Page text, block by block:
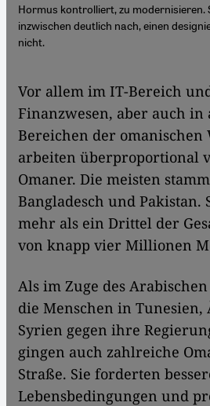
Hormus kontrolliert, zu modernisieren.
inzwischen deutlich nach, einen
nicht.
Vor allem im IT-Bereich
Finanzwesen, aber auch in
Bereichen der omanischen
arbeiten überproportional
Omaner. Die meisten
Bangladesch und Pakistan.
mehr als ein Drittel der
von knapp vier Millionen
Als im Zuge des
die Menschen in Tunesien,
Syrien gegen ihre
gingen auch zahlreiche
Straße. Sie forderten
Lebensbedingungen und